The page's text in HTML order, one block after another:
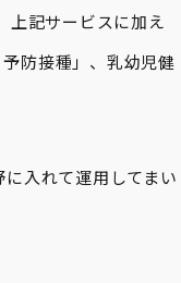
上記サービスに加え
防接種」、乳幼児健
入れて運用してまい